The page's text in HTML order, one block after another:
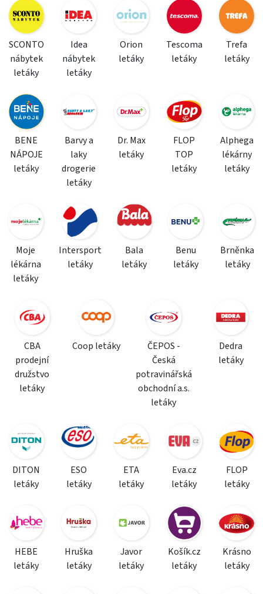
SCONTO
nábytek
letáky
Idea
nábytek
letáky
Orion
letáky
Tescoma
letáky
Trefa
letáky
BENE
NÁPOJE
letáky
Barvy a
laky
drogerie
letáky
Dr. Max
letáky
FLOP
TOP
letáky
Alphega
lékárny
letáky
Moje
lékárna
letáky
Intersport
letáky
Bala
letáky
Benu
letáky
Brněnka
letáky
CBA
prodejní
družstvo
letáky
Coop letáky
ČEPOS -
Česká
potravinářská
obchodní a.s.
letáky
Dedra
letáky
DITON
letáky
ESO
letáky
ETA
letáky
Eva.cz
letáky
FLOP
letáky
HEBE
letáky
Hruška
letáky
Javor
letáky
Košík.cz
letáky
Krásno
letáky